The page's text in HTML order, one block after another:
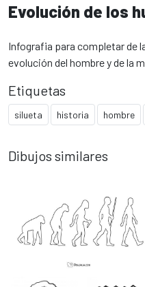
Evolución de los
Infografia para completar de
evolución del hombre y de la
Etiquetas
silueta historia hombre
Dibujos similares